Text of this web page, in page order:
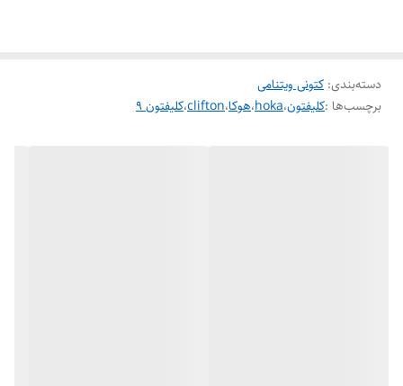
دسته‌بندی: کتونی ویتنامی
برچسب‌ها :کلیفتون،hoka،هوکا،clifton،کلیفتون 9